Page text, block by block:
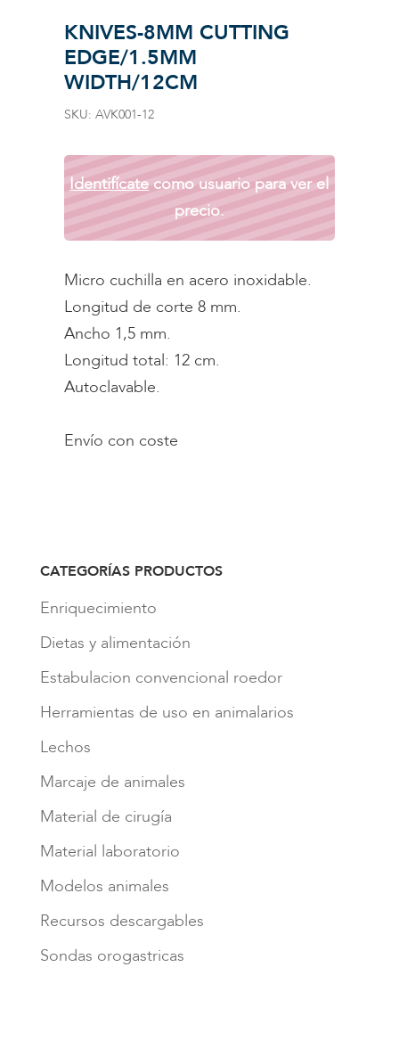
KNIVES-8MM CUTTING
EDGE/1.5MM
WIDTH/12CM
SKU: AVK001-12
Identifícate como usuario para ver el
precio.
Micro cuchilla en acero inoxidable.
Longitud de corte 8 mm.
Ancho 1,5 mm.
Longitud total: 12 cm.
Autoclavable.
Envío con coste
CATEGORÍAS PRODUCTOS
Enriquecimiento
Dietas y alimentación
Estabulacion convencional roedor
Herramientas de uso en animalarios
Lechos
Marcaje de animales
Material de cirugía
Material laboratorio
Modelos animales
Recursos descargables
Sondas orogastricas